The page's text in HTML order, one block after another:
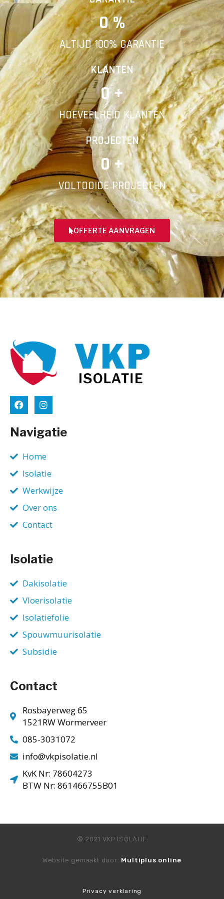
E-mail
Telefoonnummer
Vorige
0 %
ALTIJD 100% GARANTIE
KLANTEN
0 +
HOEVEELHEID KLANTEN
PROJECTEN
0 +
VOLTOOIDE PROJECTEN
OFFERTE AANVRAGEN
Navigatie
Home
Isolatie
Werkwijze
Over ons
Contact
Isolatie
Dakisolatie
Vloerisolatie
Isolatiefolie
Spouwmuurisolatie
Subsidie
Contact
Rosbayerweg 65
1521RW Wormerveer
085-3031072
info@vkpisolatie.nl
KvK Nr: 78604273
BTW Nr: 861466755B01
© 2021 VKP ISOLATIE
Website gemaakt door: Multiplus online
Privacy verklaring